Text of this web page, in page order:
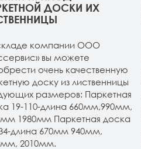
ДОСКИ ИХ
компании ООО
вы можете
очень качественную
доску из лиственницы
размеров: Паркетная
19-110-длина 660мм,990мм,
1980мм Паркетная доска
длина 670мм 940мм,
2010мм.